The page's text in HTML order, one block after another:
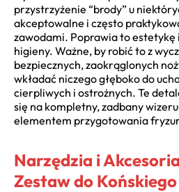
przystrzyżenie “brody” u
akceptowalne i często
zawodami. Poprawia to estetykę
higieny. Ważne, by robić to z
bezpiecznych, zaokrąglonych
wkładać niczego głęboko do
cierpliwych i ostrożnych. Te
się na kompletny, zadbany
elementem przygotowania
Narzędzia i
Zestaw do